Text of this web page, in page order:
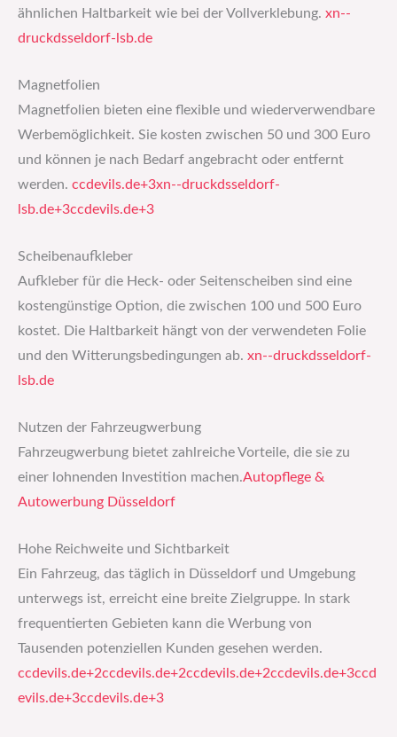
ähnlichen Haltbarkeit wie bei der Vollverklebung. ​ xn--
druckdsseldorf-lsb.de
Magnetfolien
Magnetfolien bieten eine flexible und wiederverwendbare
Werbemöglichkeit. Sie kosten zwischen 50 und 300 Euro
und können je nach Bedarf angebracht oder entfernt
werden. ​ ccdevils.de+3xn--druckdsseldorf-
lsb.de+3ccdevils.de+3
Scheibenaufkleber
Aufkleber für die Heck- oder Seitenscheiben sind eine
kostengünstige Option, die zwischen 100 und 500 Euro
kostet. Die Haltbarkeit hängt von der verwendeten Folie
und den Witterungsbedingungen ab. ​ xn--druckdsseldorf-
lsb.de
Nutzen der Fahrzeugwerbung
Fahrzeugwerbung bietet zahlreiche Vorteile, die sie zu
einer lohnenden Investition machen.​Autopflege &
Autowerbung Düsseldorf
Hohe Reichweite und Sichtbarkeit
Ein Fahrzeug, das täglich in Düsseldorf und Umgebung
unterwegs ist, erreicht eine breite Zielgruppe. In stark
frequentierten Gebieten kann die Werbung von
Tausenden potenziellen Kunden gesehen werden. ​
ccdevils.de+2ccdevils.de+2ccdevils.de+2ccdevils.de+3ccd
evils.de+3ccdevils.de+3